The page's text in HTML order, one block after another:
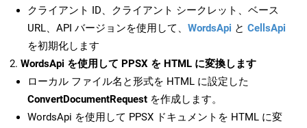
クライアント ID、クライアント シークレット、ベース
URL、API バージョンを使用して、 WordsApi と CellsApi
を初期化します
WordsApi を使用して PPSX を HTML に変換します
ローカル ファイル名と形式を HTML に設定した
ConvertDocumentRequest を作成します。
WordsApi を使用して PPSX ドキュメントを HTML に変